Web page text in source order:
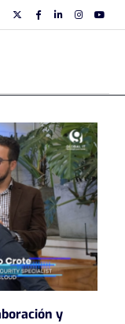
TwiiterFacebook
Linkedin
y